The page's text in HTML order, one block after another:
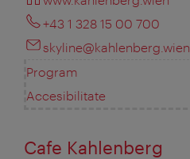
+43 1 328 15 00 700
skyline@kahlenberg.wien
Program
Accesibilitate
Cafe Kahlenberg